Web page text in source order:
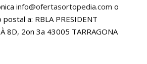
info@ofertasortopedia.com o
a: RBLA PRESIDENT
8D, 2on 3a 43005 TARRAGONA